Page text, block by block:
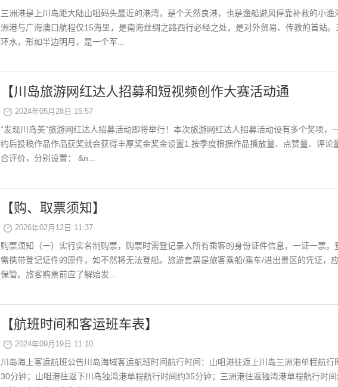
三洲港是上川岛距大陆山咀码头最近的港湾，是个天然良港，也是渔船避风停靠补救的小渔
洲港与广海澳口航程仅15海里，是南海丝绸之路西行必经之处，是对外贸易、传教的首站。
环水，形如半边明月，是一个军...
【川岛旅游网红达人招募和短视频创作大赛活动通
2024年05月28日 15:57
“发现川岛美”旅游网红达人招募活动即将举行！本次旅游网红达人招募活动设有多个奖项，
约后投稿作品作品获奖就会获得丰厚奖金奖金设置1.按季度根据作品播放量、点赞量、评论
合评价，分别设置： &n...
【购、取票须知】
2026年02月12日 11:37
购票须知（一）实行实名制购票，购票时需登记录入所有乘客的身份证件信息，一证一票。
需携带登记证件的原件，如不然将无法登船。旅游套票是旅客乘船/乘车/进出景区的凭证，
保管。旅客购票前应了解始发...
【航班时间和客运班车表】
2024年09月19日 11:10
川岛海上客运航班公告川岛海域客运航班时间航行时间：山咀港往返上川岛三洲港单程航行
30分钟；山咀港往返下川岛独湾港单程航行时间约35分钟；三洲港往返独湾港单程航行时